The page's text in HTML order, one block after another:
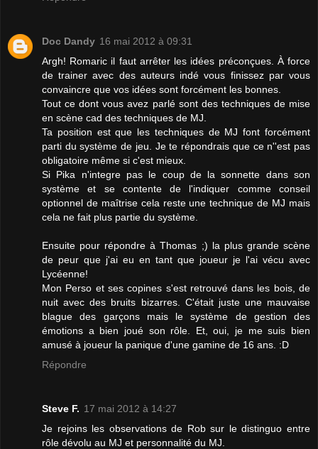
Doc Dandy 16 mai 2012 à 09:31
Argh! Romaric il faut arrêter les idées préconçues. À force
de trainer avec des auteurs indé vous finissez par vous
convaincre que vos idées sont forcément les bonnes.
Tout ce dont vous avez parlé sont des techniques de mise
en scène cad des techniques de MJ.
Ta position est que les techniques de MJ font forcément
parti du système de jeu. Je te répondrais que ce n''est pas
obligatoire même si c'est mieux.
Si Pika n'integre pas le coup de la sonnette dans son
système et se contente de l'indiquer comme conseil
optionnel de maîtrise cela reste une technique de MJ mais
cela ne fait plus partie du système.
Ensuite pour répondre à Thomas ;) la plus grande scène
de peur que j'ai eu en tant que joueur je l'ai vécu avec
Lycéenne!
Mon Perso et ses copines s'est retrouvé dans les bois, de
nuit avec des bruits bizarres. C'était juste une mauvaise
blague des garçons mais le système de gestion des
émotions a bien joué son rôle. Et, oui, je me suis bien
amusé à joueur la panique d'une gamine de 16 ans. :D
Répondre
Steve F. 17 mai 2012 à 14:27
Je rejoins les observations de Rob sur le distinguo entre
rôle dévolu au MJ et personnalité du MJ.